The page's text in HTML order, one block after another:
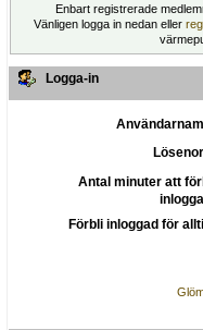
Enbart registrerade
Vänligen logga in nedan eller
Logga-in
Antal minuter att
Förbli inloggad för